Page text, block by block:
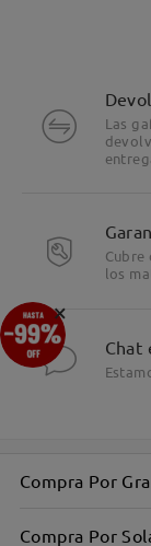
Las
los
Chat
Compra Por
Compra Por
×